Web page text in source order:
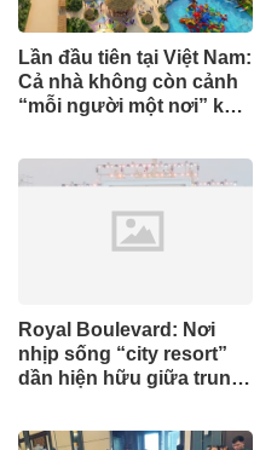
Lần đầu tiên tại Việt Nam:
Cả nhà không còn cảnh
“mỗi người một nơi” khi
Royal Boulevard: Nơi
nhịp sống “city resort”
dần hiện hữu giữa trung